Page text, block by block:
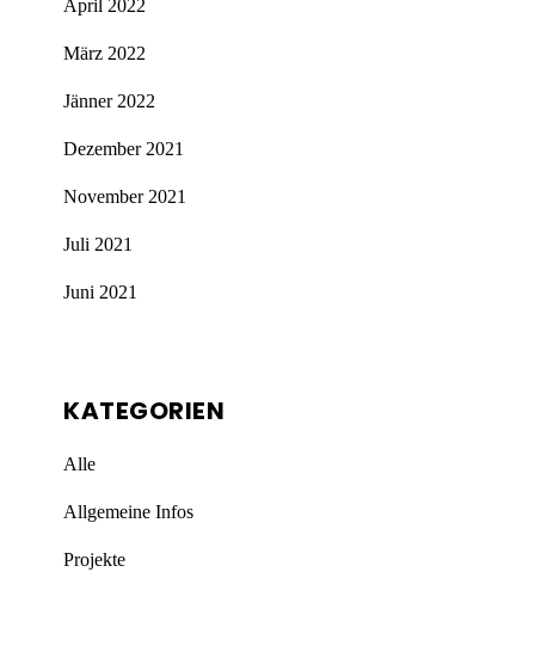
April 2022
März 2022
Jänner 2022
Dezember 2021
November 2021
Juli 2021
Juni 2021
KATEGORIEN
Alle
Allgemeine Infos
Projekte